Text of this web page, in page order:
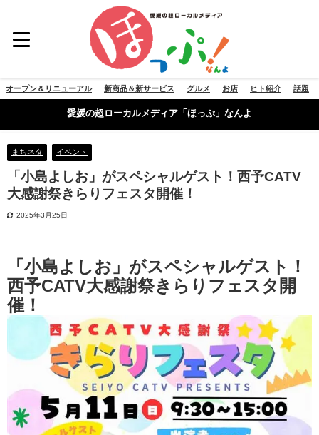
オープン＆リニューアル 新商品＆新サービス グルメ お店 ヒト紹介 話題
愛媛の超ローカルメディア「ほっぷ」なんよ
まちネタ イベント
「小島よしお」がスペシャルゲスト！西予CATV
大感謝祭きらりフェスタ開催！
2025年3月25日
「小島よしお」がスペシャルゲスト！
西予CATV大感謝祭きらりフェスタ開
催！